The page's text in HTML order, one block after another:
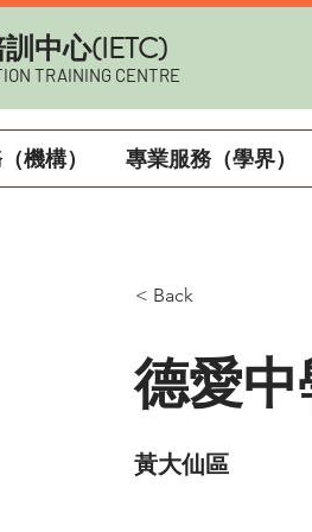
中心(IETC)
TRAINING CENTRE
機構） 專業服務（學界）
< Back
德愛
黃大仙區